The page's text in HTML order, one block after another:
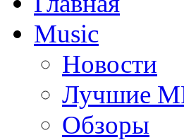
Music
Новости
Лучшие
Обзоры